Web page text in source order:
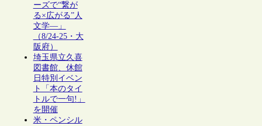
ーズで“繋が
る×広がる”人
文学―」
（8/24-25・大
阪府）
埼玉県立久喜
図書館、休館
日特別イベン
ト「本のタイ
トルで一句!」
を開催
米・ペンシル